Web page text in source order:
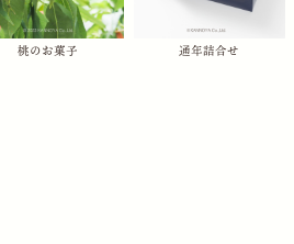
桃のお菓子 通年詰合せ